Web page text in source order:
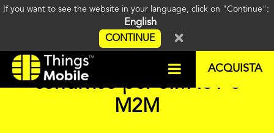
If you want to see the website in your language, click on "Continue":
English
CONTINUE ×
ACQUISTA
Come ricaricare il credito
condiviso per SIM IoT e
M2M